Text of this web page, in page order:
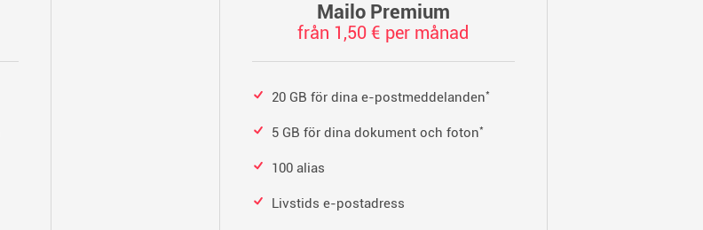
Mailo Premium
från 1,50 € per månad
20 GB för dina e-postmeddelanden*
5 GB för dina dokument och foton*
100 alias
Livstids e-postadress